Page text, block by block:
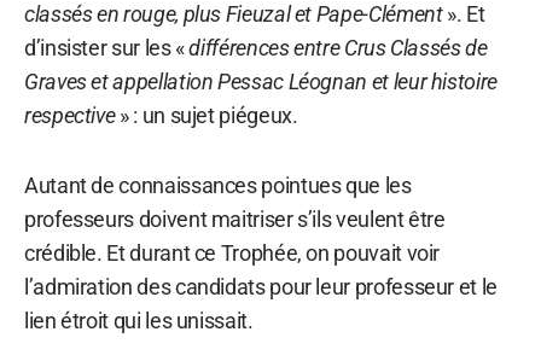
classés en rouge, plus Fieuzal et Pape-Clément». Et
d’insister sur les «différences entre Crus Classés de
Graves et appellation Pessac Léognan et leur histoire
respective» : un sujet piégeux.
Autant de connaissances pointues que les
professeurs doivent maitriser s’ils veulent être
crédible. Et durant ce Trophée, on pouvait voir
l’admiration des candidats pour leur professeur et le
lien étroit qui les unissait.